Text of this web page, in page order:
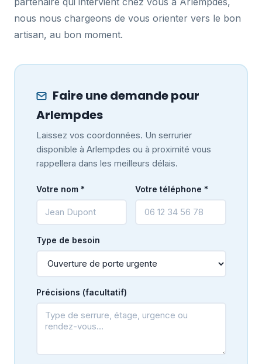
nous nous chargeons de vous orienter vers le bon
artisan, au bon moment.
Faire une demande pour
Arlempdes
Laissez vos coordonnées. Un serrurier
disponible à Arlempdes ou à proximité vous
rappellera dans les meilleurs délais.
Votre nom * Votre téléphone *
Type de besoin
Précisions (facultatif)